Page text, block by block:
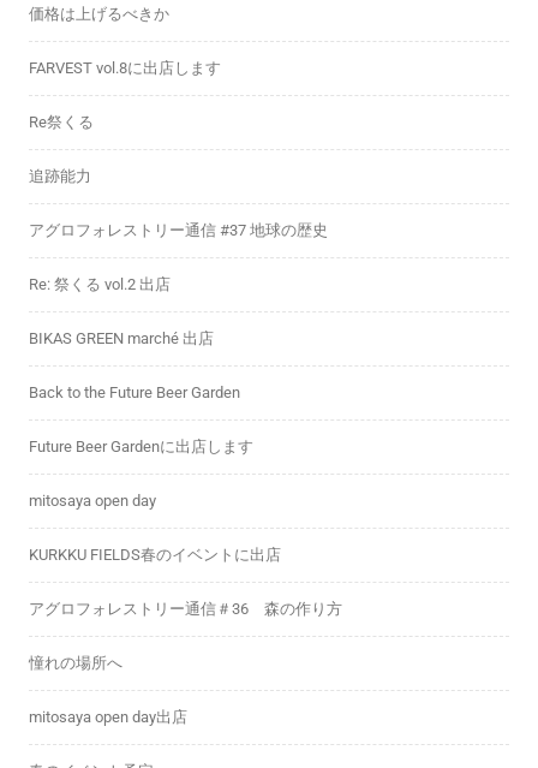
価格は上げるべきか
FARVEST vol.8に出店します
Re祭くる
追跡能力
アグロフォレストリー通信 #37 地球の歴史
Re: 祭くる vol.2 出店
BIKAS GREEN marché 出店
Back to the Future Beer Garden
Future Beer Gardenに出店します
mitosaya open day
KURKKU FIELDS春のイベントに出店
アグロフォレストリー通信＃36 森の作り方
憧れの場所へ
mitosaya open day出店